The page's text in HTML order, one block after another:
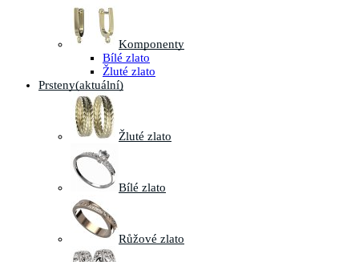
Komponenty
Bílé zlato
Žluté zlato
Prsteny(aktuální)
Žluté zlato
Bílé zlato
Růžové zlato